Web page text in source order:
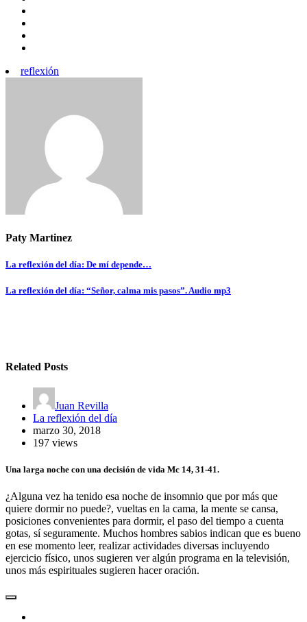
reflexión
Paty Martinez
Navegación
de
La reflexión del día: De mí depende…
La reflexión del día: “Señor, calma mis pasos”. Audio mp3
Related Posts
Juan Revilla
La reflexión del día
marzo 30, 2018
197 views
Una larga noche con una decisión de vida Mc 14, 31-41.
¿Alguna vez ha tenido esa noche de insomnio que por más que
quiere dormir no puede?, vueltas en la cama, la mente se cansa,
posiciones convenientes para dormir, el paso del tiempo a cuenta
gotas, sí seguramente. Muchos hombres sabios indican que es bueno
en ese momento leer, realizar actividades diversas incluyendo
ejercicio físico, unos sugieren ver algún programa en la televisión,
unos más espirituales sugieren hacer oración.